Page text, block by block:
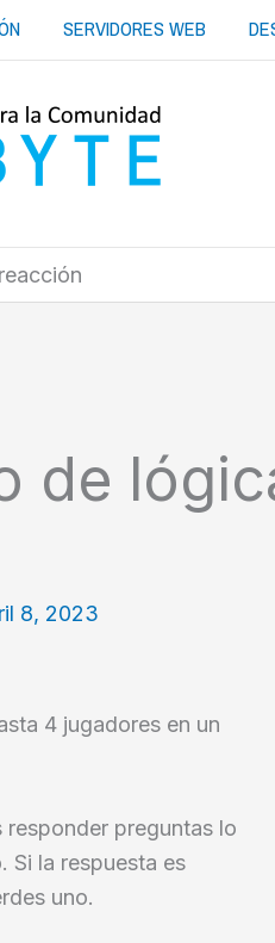
SERVIDORES WEB
de
8, 2023
4 jugadores en un
responder preguntas lo
Si la respuesta es
uno.